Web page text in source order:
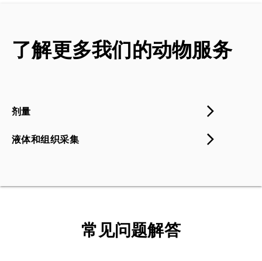
了解更多我们的动物服务
剂量
液体和组织采集
常见问题解答